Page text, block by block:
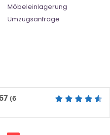
Möbeleinlagerung
Umzugsanfrage
(6